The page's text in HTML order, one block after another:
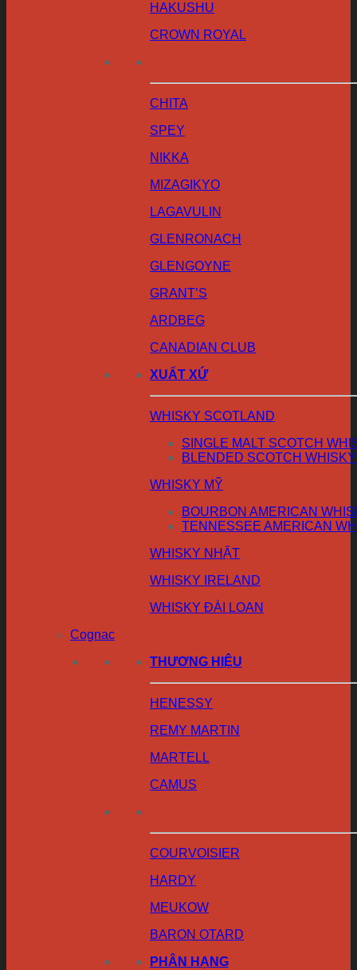
HAKUSHU
CROWN ROYAL
CHITA
SPEY
NIKKA
MIZAGIKYO
LAGAVULIN
GLENRONACH
GLENGOYNE
GRANT’S
ARDBEG
CANADIAN CLUB
XUẤT XỨ
WHISKY SCOTLAND
SINGLE MALT SCOTCH
BLENDED SCOTCH WHISKY
WHISKY MỸ
BOURBON AMERICAN
TENNESSEE AMERICAN
WHISKY NHẬT
WHISKY IRELAND
WHISKY ĐÀI LOAN
Cognac
THƯƠNG HIỆU
HENESSY
REMY MARTIN
MARTELL
CAMUS
COURVOISIER
HARDY
MEUKOW
BARON OTARD
PHÂN HẠNG